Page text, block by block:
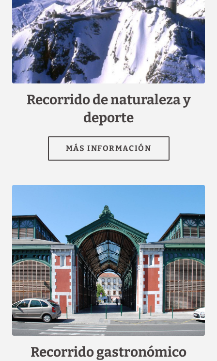
[{"url":"https:\/\/synergy.booking-
channel.com\/api\/hotels\/1507\/medias\/123#H\u00f4tel
Saint Louis_Lourdes_Recorrido de naturaleza y
deporte","name":""},{"url":"https:\/\/synergy.booking-
channel.com\/api\/hotels\/1507\/medias\/76#H\u00f4tel Saint
Louis_Lourdes_Recorrido de naturaleza y
deporte","name":""}]
Recorrido de naturaleza y
deporte
MÁS INFORMACIÓN
[{"url":"https:\/\/synergy.booking-
channel.com\/api\/hotels\/1507\/medias\/75#H\u00f4tel Saint
Louis_Lourdes_Recorrido gastron\u00f3mico","name":""}]
Recorrido gastronómico